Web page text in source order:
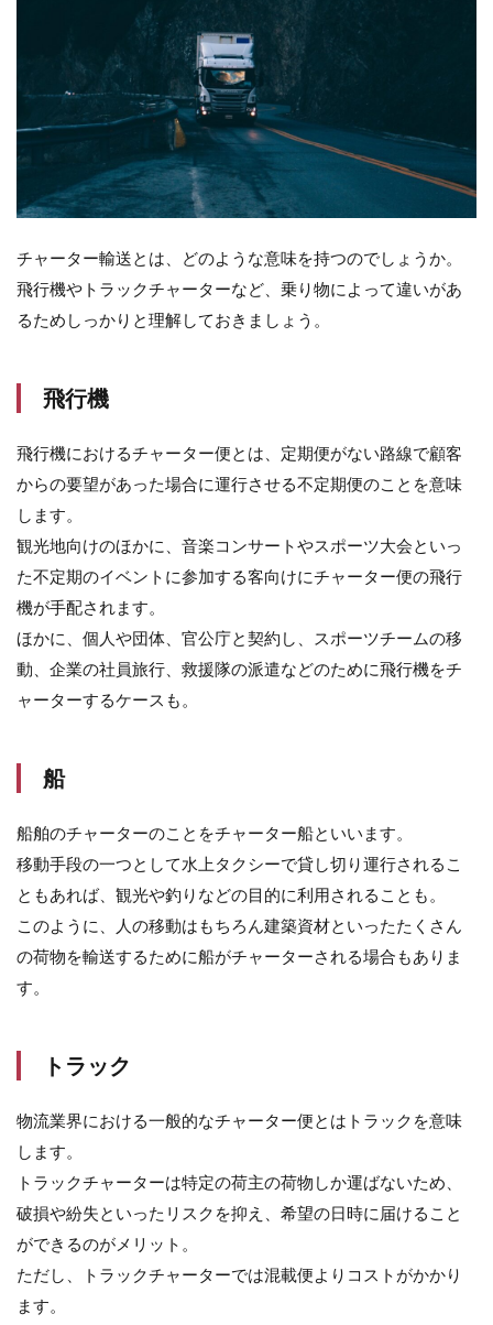
ャ
タ
ー
と
混
便
の
違
い
ャ
タ
ー
便
の
メ
リ
ッ
ト
配達
時間
を指
る
一度
に大
荷物
を運
も対
5
チ
ー
タ
便
の
メ
チャーター輸送とは、どのような意味を持つのでしょうか。
飛行機やトラックチャーターなど、乗り物によって違いがあ
るためしっかりと理解しておきましょう。
飛行機
飛行機におけるチャーター便とは、定期便がない路線で顧客
からの要望があった場合に運行させる不定期便のことを意味
します。
観光地向けのほかに、音楽コンサートやスポーツ大会といっ
た不定期のイベントに参加する客向けにチャーター便の飛行
機が手配されます。
ほかに、個人や団体、官公庁と契約し、スポーツチームの移
動、企業の社員旅行、救援隊の派遣などのために飛行機をチ
ャーターするケースも。
船
船舶のチャーターのことをチャーター船といいます。
移動手段の一つとして水上タクシーで貸し切り運行されるこ
ともあれば、観光や釣りなどの目的に利用されることも。
このように、人の移動はもちろん建築資材といったたくさん
の荷物を輸送するために船がチャーターされる場合もありま
す。
トラック
物流業界における一般的なチャーター便とはトラックを意味
します。
トラックチャーターは特定の荷主の荷物しか運ばないため、
破損や紛失といったリスクを抑え、希望の日時に届けること
ができるのがメリット。
ただし、トラックチャーターでは混載便よりコストがかかり
ます。